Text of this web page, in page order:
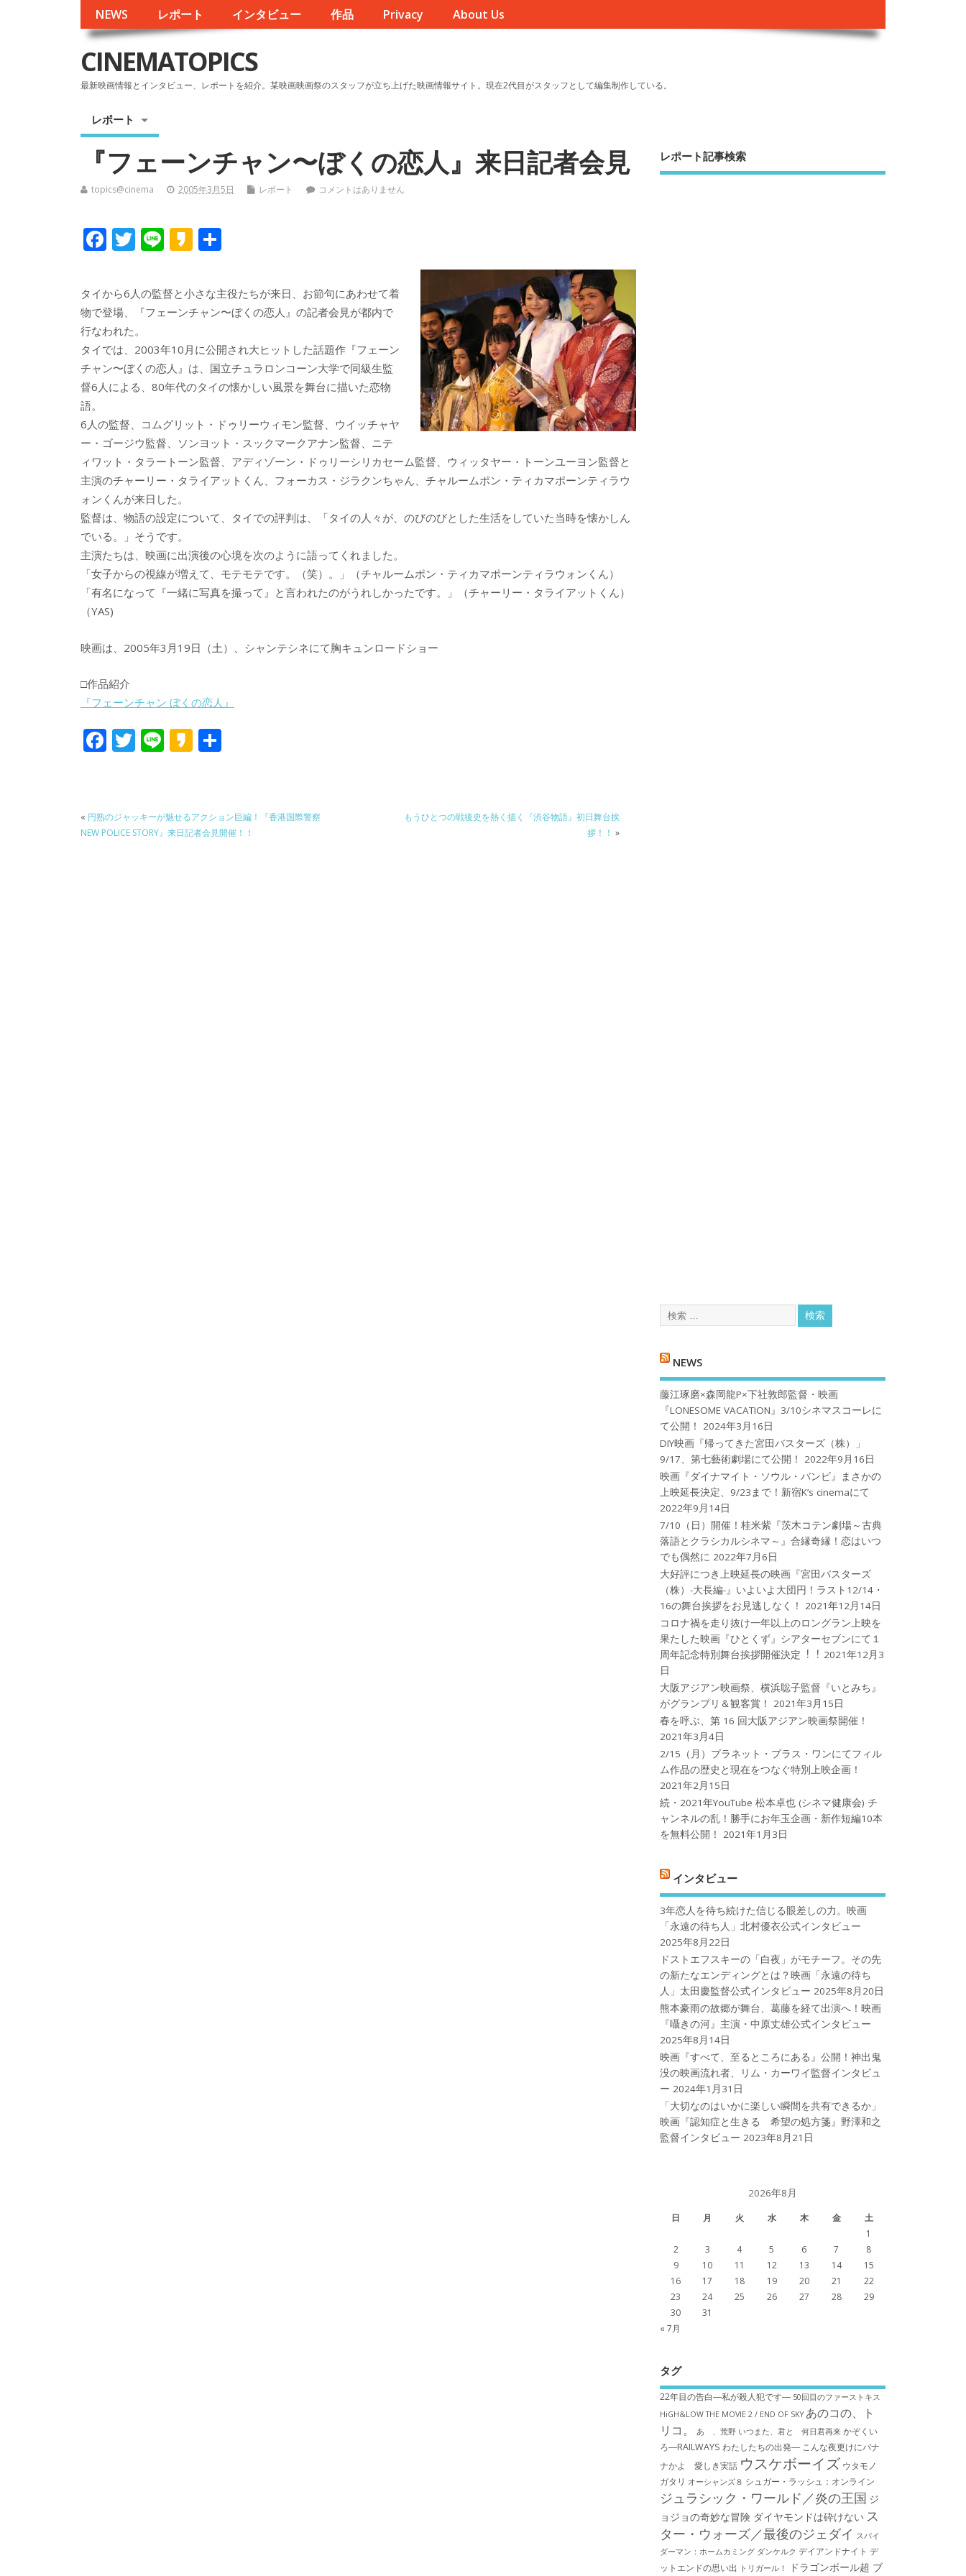
NEWS レポート インタビュー 作品 Privacy About Us
CINEMATOPICS
最新映画情報とインタビュー、レポートを紹介。某映画映画祭のスタッフが立ち上げた映画情報サイト。現在2代目がスタッフとして編集制作している。
レポート
『フェーンチャン〜ぼくの恋人』来日記者会見
topics@cinema 2005年3月5日 レポート コメントはありません
F
e
b
o
o
k
T
itt
er
Li
e
K
k
a
タイから6人の監督と小さな主役たちが来日、お節句にあわせて着
物で登場、『フェーンチャン〜ぼくの恋人』の記者会見が都内で
行なわれた。
タイでは、2003年10月に公開され大ヒットした話題作『フェーン
チャン〜ぼくの恋人』は、国立チュラロンコーン大学で同級生監
督6人による、80年代のタイの懐かしい風景を舞台に描いた恋物
語。
6人の監督、コムグリット・ドゥリーウィモン監督、ウイッチャヤ
ー・ゴージウ監督、ソンヨット・スックマークアナン監督、ニテ
ィワット・タラートーン監督、アディゾーン・ドゥリーシリカセーム監督、ウィッタヤー・トーンユーヨン監督と
主演のチャーリー・タライアットくん、フォーカス・ジラクンちゃん、チャルームポン・ティカマポーンティラウ
ォンくんが来日した。
監督は、物語の設定について、タイでの評判は、「タイの人々が、のびのびとした生活をしていた当時を懐かしん
でいる。」そうです。
主演たちは、映画に出演後の心境を次のように語ってくれました。
「女子からの視線が増えて、モテモテです。（笑）。」（チャルームポン・ティカマポーンティラウォンくん）
「有名になって『一緒に写真を撮って』と言われたのがうれしかったです。」（チャーリー・タライアットくん）
（YAS)
映画は、2005年3月19日（土）、シャンテシネにて胸キュンロードショー
□作品紹介
『フェーンチャン ぼくの恋人』
F
b
o
T
er
Li K
a
o
« 円熟のジャッキーが魅せるアクション巨編！『香港国際警察
NEW POLICE STORY』来日記者会見開催！！
もうひとつの戦後史を熱く描く『渋谷物語』初日舞台挨
拶！！ »
レポート記事検索
NEWS
藤江琢磨×森岡龍P×下社敦郎監督・映画
『LONESOME VACATION』3/10シネマスコーレに
て公開！
2024年3月16日
DIY映画『帰ってきた宮田バスターズ（株）」
9/17、第七藝術劇場にて公開！
2022年9月16日
映画『ダイナマイト・ソウル・バンビ』まさかの
上映延長決定、9/23まで！新宿K’s cinemaにて
2022年9月14日
7/10（日）開催！桂米紫『茨木コテン劇場～古典
落語とクラシカルシネマ～』合縁奇縁！恋はいつ
でも偶然に 2022年7月6日
大好評につき上映延長の映画『宮田バスターズ
（株）-大長編-』いよいよ大団円！ラスト12/14・
16の舞台挨拶をお見逃しなく！
2021年12月14日
コロナ禍を⾛り抜け⼀年以上のロングラン上映を
果たした映画『ひとくず』シアターセブンにて１
周年記念特別舞台挨拶開催決定︕︕ 2021年12月3
日
大阪アジアン映画祭、横浜聡子監督『いとみち』
がグランプリ＆観客賞！
2021年3月15日
春を呼ぶ、第 16 回大阪アジアン映画祭開催！
2021年3月4日
2/15（月）プラネット・プラス・ワンにてフィル
ム作品の歴史と現在をつなぐ特別上映企画！
2021年2月15日
続・2021年YouTube 松本卓也 (シネマ健康会) チ
ャンネルの乱！勝手にお年玉企画・新作短編10本
を無料公開！
2021年1月3日
インタビュー
3年恋人を待ち続けた信じる眼差しの力。映画
「永遠の待ち人」北村優衣公式インタビュー
2025年8月22日
ドストエフスキーの「白夜」がモチーフ。その先
の新たなエンディングとは？映画「永遠の待ち
人」太田慶監督公式インタビュー 2025年8月20日
熊本豪雨の故郷が舞台、葛藤を経て出演へ！映画
『囁きの河』主演・中原丈雄公式インタビュー
2025年8月14日
映画『すべて、至るところにある』公開！神出鬼
没の映画流れ者、リム・カーワイ監督インタビュ
ー 2024年1月31日
「大切なのはいかに楽しい瞬間を共有できるか」
映画『認知症と生きる 希望の処方箋』野澤和之
監督インタビュー 2023年8月21日
2026年8月
日 月 火 水 木 金
土
1
2
3 4 5 6 7
8
9
10 11 12 13 14
15
16
17 18 19 20 21
22
23
24 25 26 27 28
29
30
31
« 7月
タグ
22年目の告白―私が殺人犯です― 50回目のファーストキス
HiGH&LOW THE MOVIE 2 / END OF SKY あのコの、ト
リコ。
あゝ、荒野 いつまた、君と 何日君再来 かぞくい
ろ―RAILWAYS わたしたちの出発― こんな夜更けにバナ
ナかよ 愛しき実話 ウスケボーイズ ウタモノ
ガタリ オーシャンズ８ シュガー・ラッシュ：オ​ンライン
ジュラシック・ワールド／炎の王国 ジ
ョジョの奇妙な冒険 ダイヤモンドは砕けない ス
ター・ウォーズ／最後のジェダイ スパイ
ダーマン：ホームカミング ダンケルク デイアンドナイト デ
ットエンドの思い出
トリガール！ ドラゴンボール超 ブ